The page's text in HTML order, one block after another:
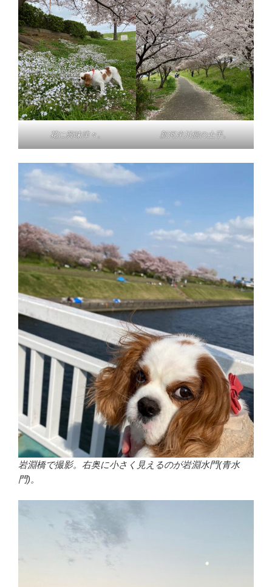
花に興味津々。 新河岸川側の土手。
岩淵橋で撮影。右奥に小さく見えるのが岩淵水門(青水
門)。